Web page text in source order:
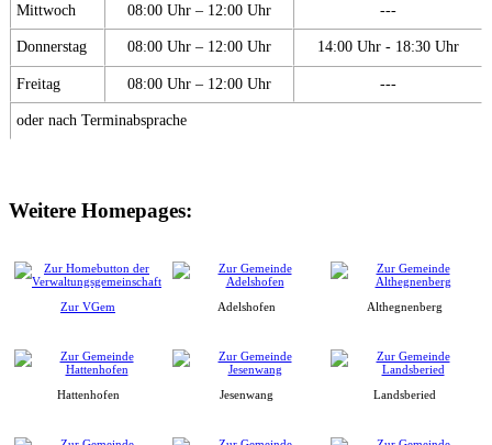
Mittwoch 08:00 Uhr – 12:00 Uhr ---
Donnerstag 08:00 Uhr – 12:00 Uhr 14:00 Uhr - 18:30 Uhr
Freitag 08:00 Uhr – 12:00 Uhr ---
oder nach Terminabsprache
Weitere Homepages:
Zur VGem Adelshofen Althegnenberg
Hattenhofen Jesenwang Landsberied